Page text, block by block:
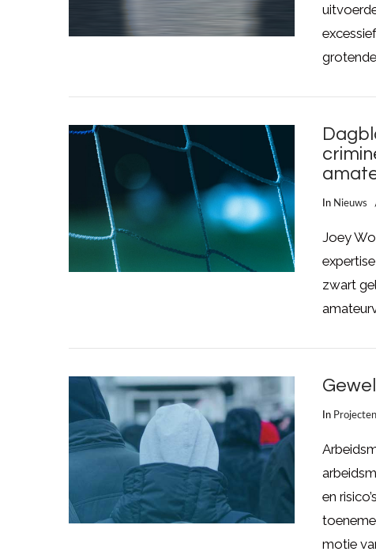
LEES MEER
LEES MEER
In Nieuws
Joey
zwart
In Projecten
en
motie